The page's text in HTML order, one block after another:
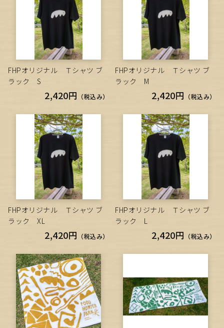
FHPオリジナル Ｔシャツ ブ
ラック S
2,420円 （税込み）
FHPオリジナル Ｔシャツ ブ
ラック M
2,420円 （税込み）
FHPオリジナル Ｔシャツ ブ
ラック XL
2,420円 （税込み）
FHPオリジナル Ｔシャツ ブ
ラック L
2,420円 （税込み）